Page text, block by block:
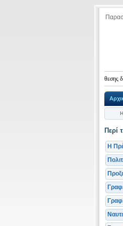
έχουν υποχρέωση κατάθεσης
Περί
Η